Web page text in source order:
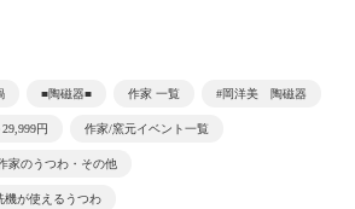
■陶磁器■ 作家 一覧 #岡洋美 陶磁器
円 作家/窯元イベント一覧
家のうつわ・その他
機が使えるうつわ